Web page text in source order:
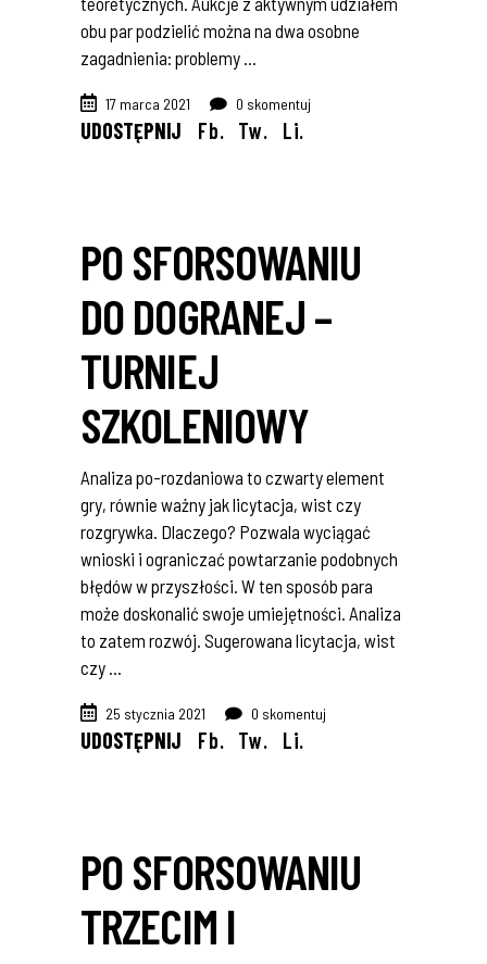
obu par podzielić można na dwa osobne
zagadnienia: problemy
17 marca 2021 0 skomentuj
UDOSTĘPNIJ Fb. Tw. Li.
PO SFORSOWANIU
DO DOGRANEJ –
TURNIEJ
SZKOLENIOWY
Analiza po-rozdaniowa to czwarty element
gry, równie ważny jak licytacja, wist czy
rozgrywka. Dlaczego? Pozwala wyciągać
wnioski i ograniczać powtarzanie podobnych
błędów w przyszłości. W ten sposób para
może doskonalić swoje umiejętności. Analiza
to zatem rozwój. Sugerowana licytacja, wist
czy
25 stycznia 2021 0 skomentuj
UDOSTĘPNIJ Fb. Tw. Li.
PO SFORSOWANIU
TRZECIM I